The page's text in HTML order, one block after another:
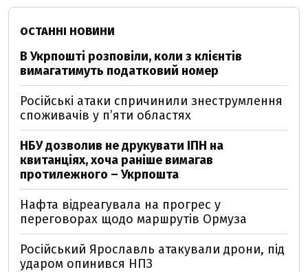
ОСТАННІ НОВИНИ
В Укрпошті розповіли, коли з клієнтів
вимагатимуть податковий номер
Російські атаки спричинили знеструмлення
споживачів у п’яти областях
НБУ дозволив не друкувати ІПН на
квитанціях, хоча раніше вимагав
протилежного – Укрпошта
Нафта відреагувала на прогрес у
переговорах щодо маршрутів Ормуза
Російський Ярославль атакували дрони, під
ударом опинився НПЗ